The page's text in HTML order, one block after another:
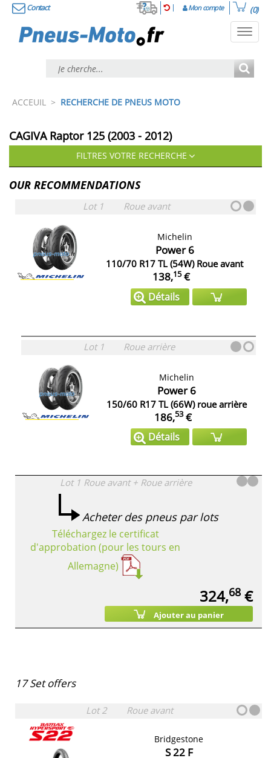
Contact Mon compte (0)
ACCEUIL > RECHERCHE DE PNEUS MOTO
CAGIVA Raptor 125 (2003 - 2012)
FILTRES VOTRE RECHERCHE
OUR RECOMMENDATIONS
Lot 1 Roue avant
Michelin
Power 6
110/70 R17 TL (54W) Roue avant
138,15€
Détails
Lot 1 Roue arrière
Michelin
Power 6
150/60 R17 TL (66W) roue arrière
186,53€
Détails
Lot 1 Roue avant + Roue arrière
Acheter des pneus par lots
Téléchargez le certificat
d'approbation (pour les tours en
Allemagne)
324,68 €
Ajouter au panier
17 Set offers
Lot 2 Roue avant
Bridgestone
S 22 F